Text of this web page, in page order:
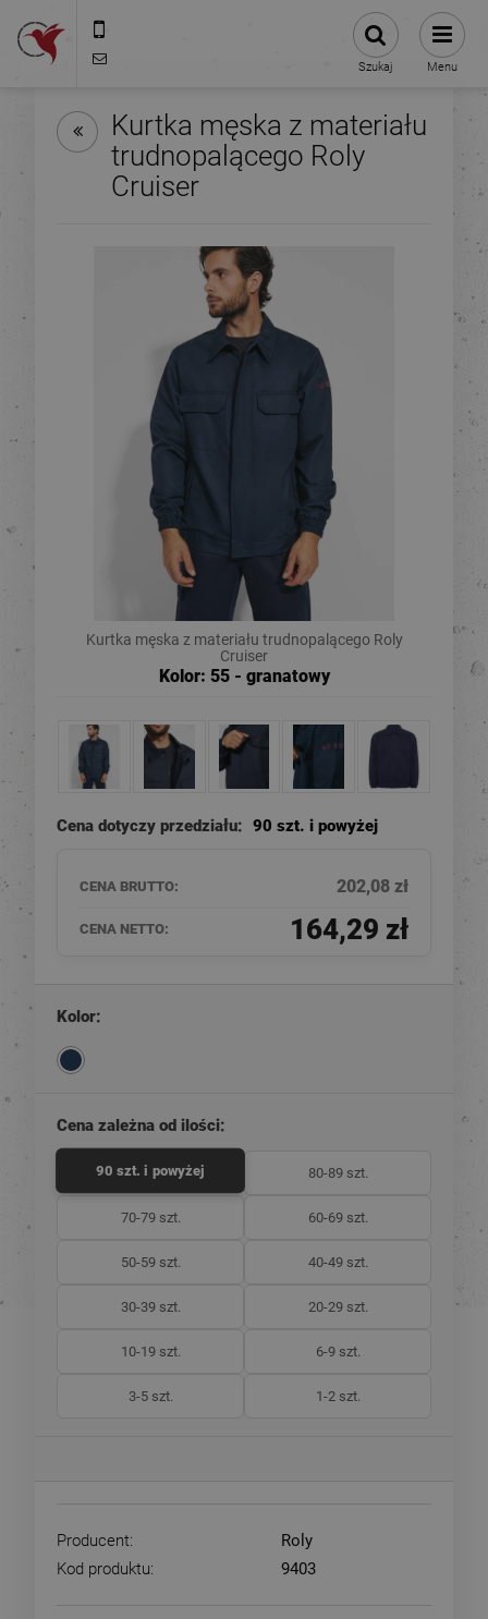
Szukaj Menu
Kurtka męska z materiału
trudnopalącego Roly
Cruiser
Kurtka męska z materiału trudnopalącego Roly
Cruiser
Kolor: 55 - granatowy
Cena dotyczy przedziału: 90 szt. i powyżej
CENA BRUTTO: 202,08 zł
CENA NETTO: 164,29 zł
Kolor:
Cena zależna od ilości:
90 szt. i powyżej 80-89 szt.
70-79 szt. 60-69 szt.
50-59 szt. 40-49 szt.
30-39 szt. 20-29 szt.
10-19 szt. 6-9 szt.
3-5 szt. 1-2 szt.
Producent:
Roly
Kod produktu:
9403